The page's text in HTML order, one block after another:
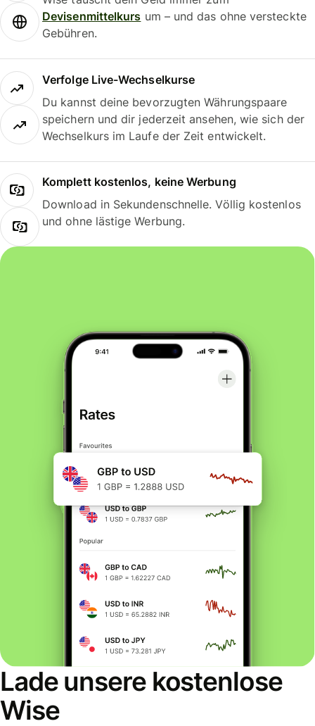
Devisenmittelkurs um – und das ohne versteckte
Gebühren.
Verfolge Live-Wechselkurse
Du kannst deine bevorzugten Währungspaare
speichern und dir jederzeit ansehen, wie sich der
Wechselkurs im Laufe der Zeit entwickelt.
Komplett kostenlos, keine Werbung
Download in Sekundenschnelle. Völlig kostenlos
und ohne lästige Werbung.
Lade unsere kostenlose
Wise